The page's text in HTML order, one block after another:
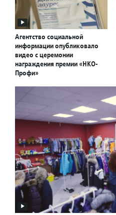
Агентство социальной
информации опубликовало
видео с церемонии
награждения премии «НКО-
Профи»